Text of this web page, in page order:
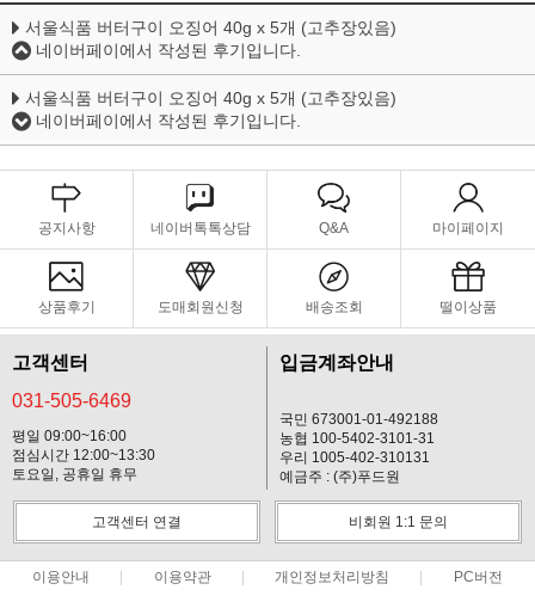
서울식품 버터구이 오징어 40g x 5개 (고추장있음)
네이버페이에서 작성된 후기입니다.
서울식품 버터구이 오징어 40g x 5개 (고추장있음)
네이버페이에서 작성된 후기입니다.
공지사항 네이버톡톡상담 Q&A 마이페이지
상품후기 도매회원신청 배송조회 떨이상품
고객센터
031-505-6469
평일 09:00~16:00
점심시간 12:00~13:30
토요일, 공휴일 휴무
입금계좌안내
국민 673001-01-492188
농협 100-5402-3101-31
우리 1005-402-310131
예금주 : (주)푸드원
고객센터 연결 비회원 1:1 문의
이용안내 이용약관 개인정보처리방침 PC버전